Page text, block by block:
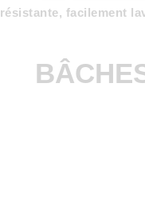
résistante, facilement